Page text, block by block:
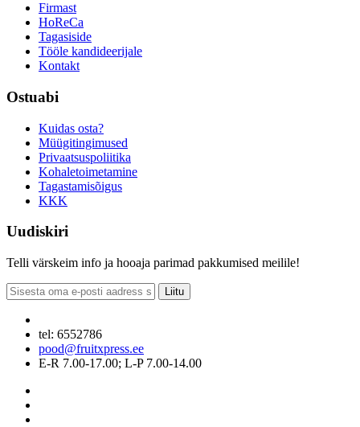
Firmast
HoReCa
Tagasiside
Tööle kandideerijale
Kontakt
Ostuabi
Kuidas osta?
Müügitingimused
Privaatsuspoliitika
Kohaletoimetamine
Tagastamisõigus
KKK
Uudiskiri
Telli värskeim info ja hooaja parimad pakkumised meilile!
Liitu
tel: 6552786
pood@fruitxpress.ee
E-R 7.00-17.00; L-P 7.00-14.00